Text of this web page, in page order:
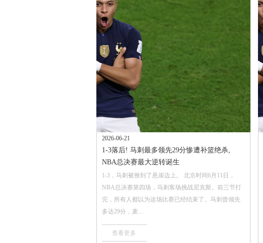
2026-06-21
1-3落后! 马刺最多领先29分惨遭补篮绝杀,
NBA总决赛最大逆转诞生
1-3，马刺被推到了悬崖边上。 北京时间6月11日，
NBA总决赛第四场，马刺客场挑战尼克斯。前三节打
完，所有人都以为这场比赛已经结束了。马刺曾领先
多达29分，麦...
查看更多